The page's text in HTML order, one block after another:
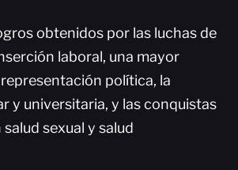
obtenidos por las luchas de
laboral, una mayor
política, la
y universitaria, y las conquistas
sexual y salud